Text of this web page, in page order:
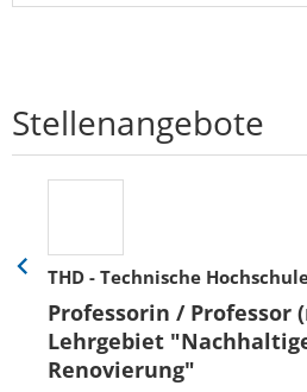
Stellenangebote
THD - Technische
Professorin / Professor
Lehrgebiet
Renovierung"
Eine
zurück